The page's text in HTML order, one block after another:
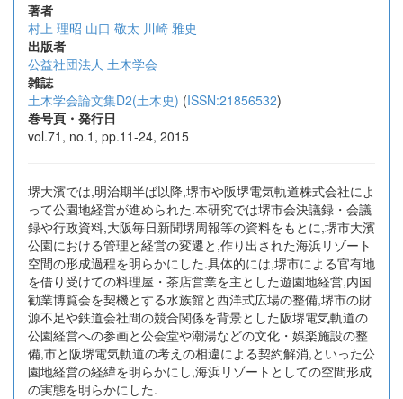
著者
村上 理昭 山口 敬太 川崎 雅史
出版者
公益社団法人 土木学会
雑誌
土木学会論文集D2(土木史) (ISSN:21856532)
巻号頁・発行日
vol.71, no.1, pp.11-24, 2015
堺大濱では,明治期半ば以降,堺市や阪堺電気軌道株式会社によ
って公園地経営が進められた.本研究では堺市会決議録・会議
録や行政資料,大阪毎日新聞堺周報等の資料をもとに,堺市大濱
公園における管理と経営の変遷と,作り出された海浜リゾート
空間の形成過程を明らかにした.具体的には,堺市による官有地
を借り受けての料理屋・茶店営業を主とした遊園地経営,内国
勧業博覧会を契機とする水族館と西洋式広場の整備,堺市の財
源不足や鉄道会社間の競合関係を背景とした阪堺電気軌道の
公園経営への参画と公会堂や潮湯などの文化・娯楽施設の整
備,市と阪堺電気軌道の考えの相違による契約解消,といった公
園地経営の経緯を明らかにし,海浜リゾートとしての空間形成
の実態を明らかにした.